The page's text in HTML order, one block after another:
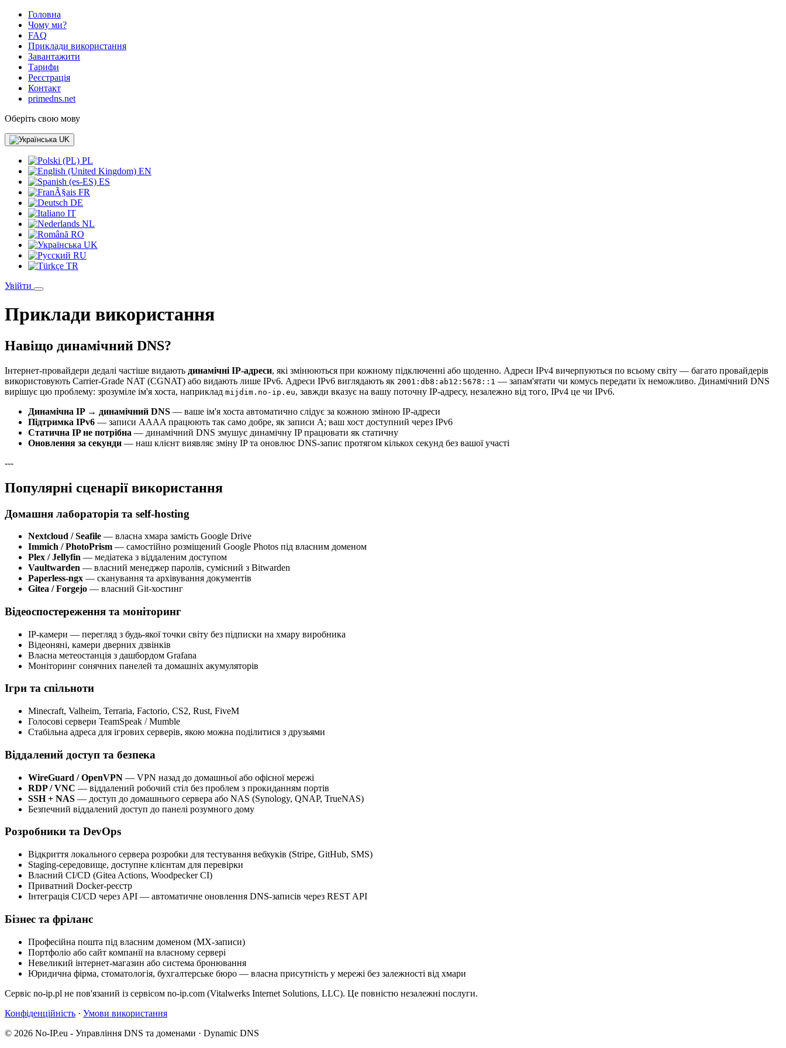
Головна
Чому ми?
FAQ
Приклади використання
Завантажити
Тарифи
Реєстрація
Контакт
primedns.net
Оберіть свою мову
UK
PL
EN
ES
FR
DE
IT
NL
RO
UK
RU
TR
Увійти
Приклади використання
Навіщо динамічний DNS?
Інтернет-провайдери дедалі частіше видають динамічні IP-адреси, які змінюються при кожному підключенні або щоденно. Адреси IPv4 вичерпуються по всьому світу — багато провайдерів
використовують Carrier-Grade NAT (CGNAT) або видають лише IPv6. Адреси IPv6 виглядають як 2001:db8:ab12:5678::1 — запам'ятати чи комусь передати їх неможливо. Динамічний DNS
вирішує цю проблему: зрозуміле ім'я хоста, наприклад mijdim.no-ip.eu, завжди вказує на вашу поточну IP-адресу, незалежно від того, IPv4 це чи IPv6.
Динамічна IP → динамічний DNS — ваше ім'я хоста автоматично слідує за кожною зміною IP-адреси
Підтримка IPv6 — записи AAAA працюють так само добре, як записи A; ваш хост доступний через IPv6
Статична IP не потрібна — динамічний DNS змушує динамічну IP працювати як статичну
Оновлення за секунди — наш клієнт виявляє зміну IP та оновлює DNS-запис протягом кількох секунд без вашої участі
---
Популярні сценарії використання
Домашня лабораторія та self-hosting
Nextcloud / Seafile — власна хмара замість Google Drive
Immich / PhotoPrism — самостійно розміщений Google Photos під власним доменом
Plex / Jellyfin — медіатека з віддаленим доступом
Vaultwarden — власний менеджер паролів, сумісний з Bitwarden
Paperless-ngx — сканування та архівування документів
Gitea / Forgejo — власний Git-хостинг
Відеоспостереження та моніторинг
IP-камери — перегляд з будь-якої точки світу без підписки на хмару виробника
Відеоняні, камери дверних дзвінків
Власна метеостанція з дашбордом Grafana
Моніторинг сонячних панелей та домашніх акумуляторів
Ігри та спільноти
Minecraft, Valheim, Terraria, Factorio, CS2, Rust, FiveM
Голосові сервери TeamSpeak / Mumble
Стабільна адреса для ігрових серверів, якою можна поділитися з друзьями
Віддалений доступ та безпека
WireGuard / OpenVPN — VPN назад до домашньої або офісної мережі
RDP / VNC — віддалений робочий стіл без проблем з прокиданням портів
SSH + NAS — доступ до домашнього сервера або NAS (Synology, QNAP, TrueNAS)
Безпечний віддалений доступ до панелі розумного дому
Розробники та DevOps
Відкриття локального сервера розробки для тестування вебхуків (Stripe, GitHub, SMS)
Staging-середовище, доступне клієнтам для перевірки
Власний CI/CD (Gitea Actions, Woodpecker CI)
Приватний Docker-реєстр
Інтеграція CI/CD через API — автоматичне оновлення DNS-записів через REST API
Бізнес та фріланс
Професійна пошта під власним доменом (MX-записи)
Портфоліо або сайт компанії на власному сервері
Невеликий інтернет-магазин або система бронювання
Юридична фірма, стоматологія, бухгалтерське бюро — власна присутність у мережі без залежності від хмари
Сервіс no-ip.pl не пов'язаний із сервісом no-ip.com (Vitalwerks Internet Solutions, LLC). Це повністю незалежні послуги.
Конфіденційність · Умови використання
© 2026 No-IP.eu - Управління DNS та доменами · Dynamic DNS